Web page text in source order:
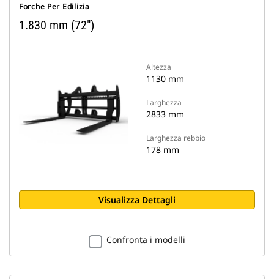
Forche Per Edilizia
1.830 mm (72")
Altezza
1130 mm
Larghezza
2833 mm
Larghezza rebbio
178 mm
Visualizza Dettagli
Confronta i modelli